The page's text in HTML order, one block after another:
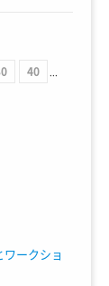
40 ...
ークショ